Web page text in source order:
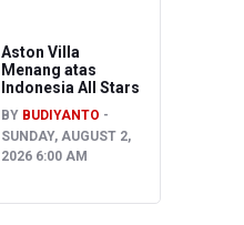
Aston Villa
Menang atas
Indonesia All Stars
BY BUDIYANTO
SUNDAY, AUGUST 2,
2026 6:00 AM